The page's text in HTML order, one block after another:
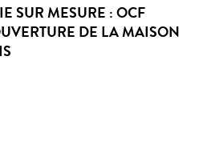
SUR MESURE : OCF
DE LA MAISON